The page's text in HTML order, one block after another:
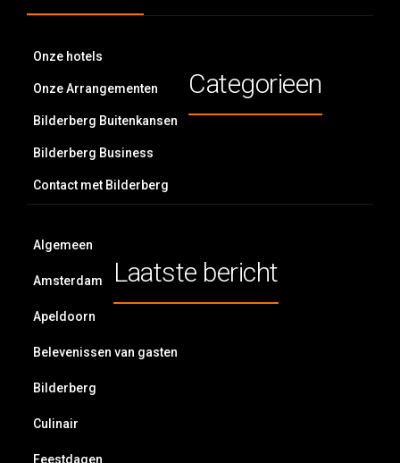
Onze hotels
Onze Arrangementen
Bilderberg Buitenkansen
Bilderberg Business
Contact met Bilderberg
Categorieen
Algemeen
Amsterdam
Apeldoorn
Belevenissen van gasten
Bilderberg
Culinair
Feestdagen
Laatste bericht